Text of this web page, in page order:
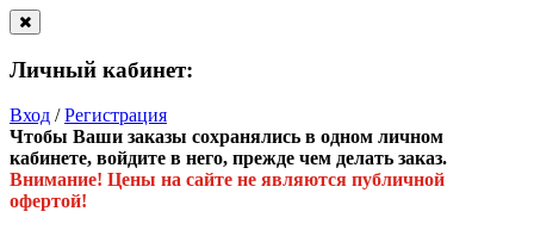
Личный кабинет:
Вход /Регистрация
Чтобы Ваши заказы сохранялись в одном личном
кабинете, войдите в него, прежде чем делать заказ.
Внимание! Цены на сайте не являются публичной
офертой!